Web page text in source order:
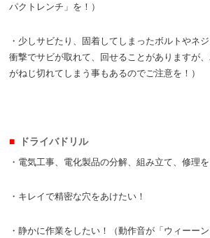
パクトレンチ」を！）
・少しサビたり、固着してしまったボルトやネ
衝撃でサビが取れて、回せることがありますが
がねじ切れてしまう事もあるのでご注意を！）
ドライバドリル
・電気工事、電化製品の分解、組み立て、修理を
・キレイで精密な穴をあけたい！
・静かに作業をしたい！（動作音が「ウィーー